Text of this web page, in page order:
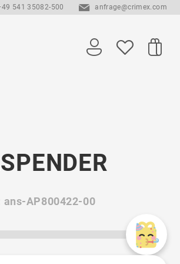
541 35082-500 anfrage@crimex.com
ans-AP800422-00